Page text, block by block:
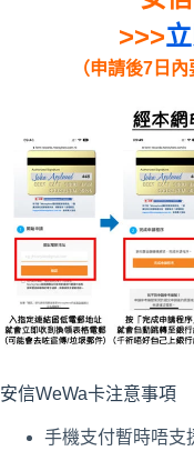
>>>
（申請後7日
安信WeWa卡注意事項
手機支付暫時唔支